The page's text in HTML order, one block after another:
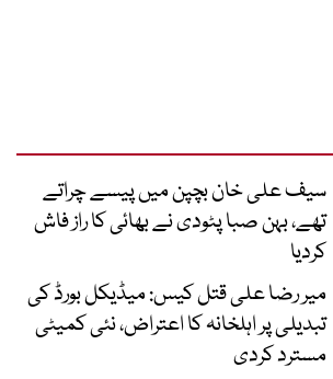
سیف علی خان بچپن میں پیسے چراتے
تھے، بہن صبا پٹودی نے بھائی کا راز فاش
کردیا
میر رضا علی قتل کیس: میڈیکل بورڈ کی
تبدیلی پر اہلخانہ کا اعتراض، نئی کمیٹی
مسترد کردی